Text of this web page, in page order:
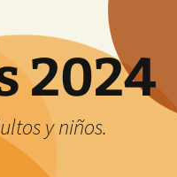
2024
y niños.